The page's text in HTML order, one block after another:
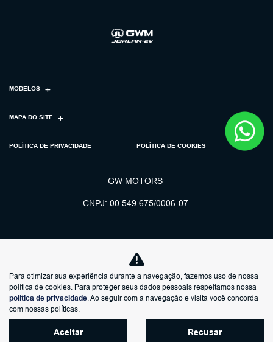
MODELOS
MAPA DO SITE
POLÍTICA DE PRIVACIDADE POLÍTICA DE COOKIES
GW MOTORS
CNPJ: 00.549.675/0006-07
No trânsito, enxergar o outro
salva vidas.
Para otimizar sua experiência durante a navegação, fazemos uso de nossa
política de cookies. Para proteger seus dados pessoais respeitamos nossa
política de privacidade. Ao seguir com a navegação e visita você concorda
com nossas políticas.
Aceitar Recusar